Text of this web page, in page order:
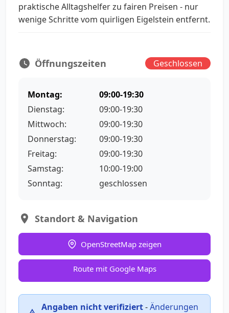
praktische Alltagshelfer zu fairen Preisen - nur
wenige Schritte vom quirligen Eigelstein entfernt.
Öffnungszeiten Geschlossen
Montag:
09:00-19:30
Dienstag:
09:00-19:30
Mittwoch:
09:00-19:30
Donnerstag:
09:00-19:30
Freitag:
09:00-19:30
Samstag:
10:00-19:00
Sonntag:
geschlossen
Standort & Navigation
OpenStreetMap zeigen
Route mit Google Maps
Angaben nicht verifiziert-Änderungen